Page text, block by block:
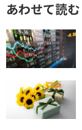
あわせて読む